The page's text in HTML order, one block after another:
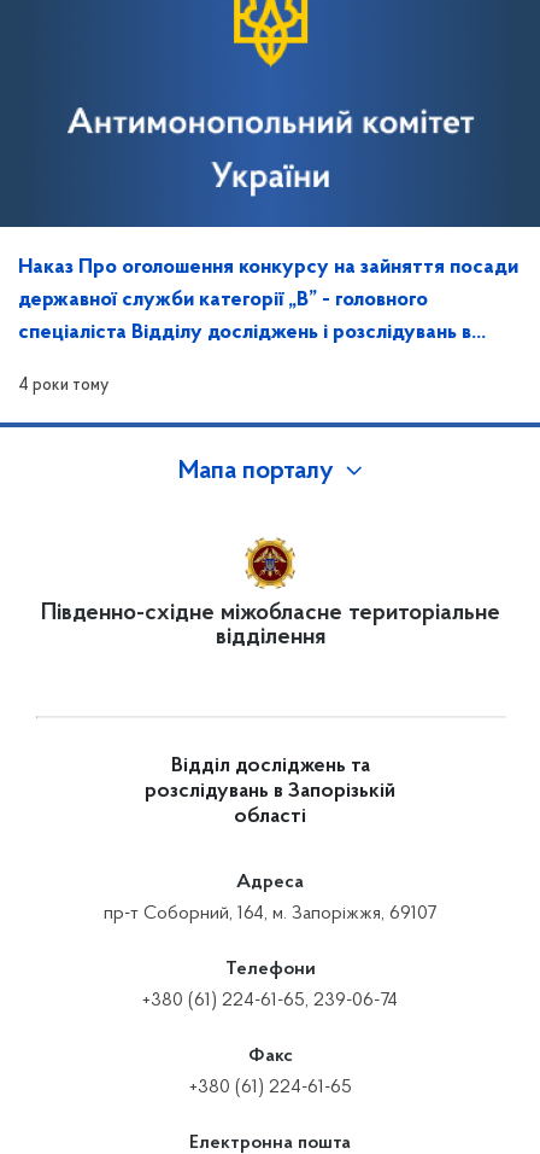
Наказ Про оголошення конкурсу на зайняття посади
державної служби категорії „В” - головного
спеціаліста Відділу досліджень і розслідувань в
4 роки тому
Мапа порталу
Південно-східне міжобласне територіальне
відділення
Відділ досліджень та
розслідувань в Запорізькій
області
Адреса
пр-т Соборний, 164, м. Запоріжжя, 69107
Телефони
+380 (61) 224-61-65, 239-06-74
Факс
+380 (61) 224-61-65
Електронна пошта